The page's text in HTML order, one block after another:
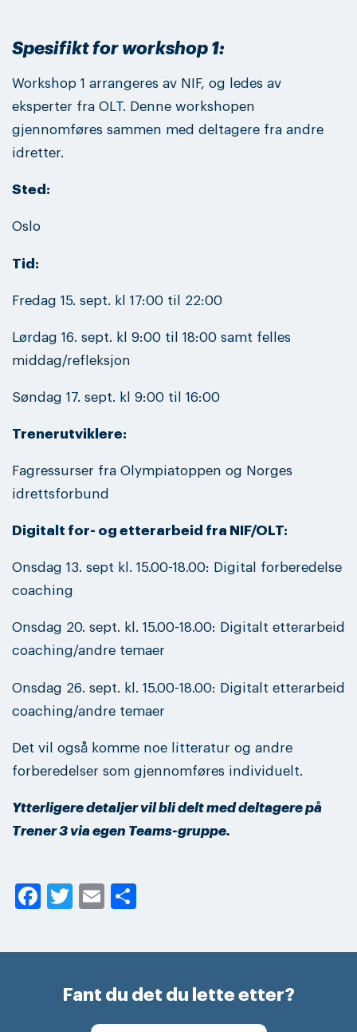
Spesifikt for workshop 1:
Workshop 1 arrangeres av NIF, og ledes av
eksperter fra OLT. Denne workshopen
gjennomføres sammen med deltagere fra andre
idretter.
Sted:
Oslo
Tid:
Fredag 15. sept. kl 17:00 til 22:00
Lørdag 16. sept. kl 9:00 til 18:00 samt felles
middag/refleksjon
Søndag 17. sept. kl 9:00 til 16:00
Trenerutviklere:
Fagressurser fra Olympiatoppen og Norges
idrettsforbund
Digitalt for- og etterarbeid fra NIF/OLT:
Onsdag 13. sept kl. 15.00-18.00: Digital forberedelse
coaching
Onsdag 20. sept. kl. 15.00-18.00: Digitalt etterarbeid
coaching/andre temaer
Onsdag 26. sept. kl. 15.00-18.00: Digitalt etterarbeid
coaching/andre temaer
Det vil også komme noe litteratur og andre
forberedelser som gjennomføres individuelt.
Ytterligere detaljer vil bli delt med deltagere på
Trener 3 via egen Teams-gruppe.
Facebook
Twitter
Email
Fant du det du lette etter?